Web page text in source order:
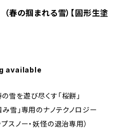
の掴まれる雪）【固形生塗
available
雪を遊び尽くす「桜餅」
雪」専用のナノテクノロジー
プスノー・妖怪の退治専用）